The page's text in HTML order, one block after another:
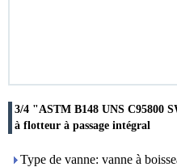
3/4 "ASTM B148 UNS C95800
à flotteur à passage intégral
Type de vanne: vanne à